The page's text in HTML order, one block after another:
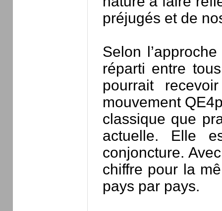
préjugés et de
Selon
réparti entre
pourrait
mouvement
classique que
actuelle. Elle
conjoncture.
chiffre pour la
pays par pays.